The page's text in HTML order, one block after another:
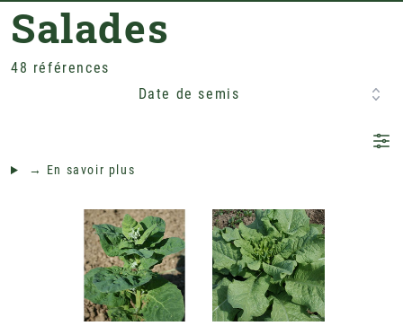
Salades
Date de semis
48 références
→ En savoir plus